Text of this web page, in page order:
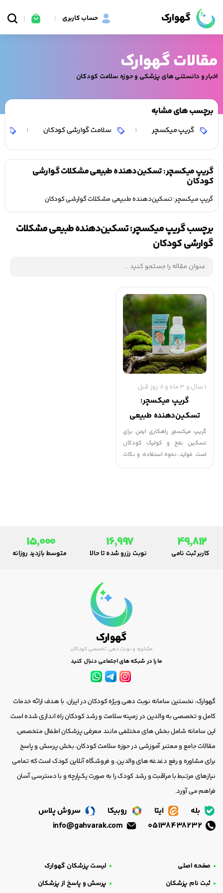
گهوارک حساب کاربری
مقالات گهوارک
اخبار و دانستنی های پزشکی و حوزه سلامت کودکان
برچسب های مشابه
گریپ میکسچر 1 سلامت گوارشی کودکان 1
گریپ میکسچر: تسکین‌دهنده طبیعی مشکلات گوارشی
کودکان
گریپ میکسچر: تسکین‌دهنده طبیعی مشکلات گوارشی کودکان
برچسب گریپ میکسچر: تسکین‌دهنده طبیعی مشکلات
گوارشی کودکان
1 سال و 3 ماه و 8 روز قبل
گریپ میکسچر:
تسکین‌دهنده طبیعی
مشکلات گوارشی کودکان
گریپ میکسچر راهکاری ایمن برای
تسکین نفخ و کولیک کودکان
است. فواید، نحوه استفاده، و نکات
49,812
کاربر ثبت نامی
16,997
نوبت رزرو شده تا حالا
15,000
متوسط بازدید روزانه
گهوارک
مشاوره و نوبت دهی تخصصی کودکان
ما را در شبکه های اجتماعی دنبال کنید
گهوارک، نخستین سامانه نوبت دهی ویژه کودکان در ایران، با هدف ارائه خدمات
کامل و تخصصی به والدین در زمینه سلامت و رشد کودکان راه اندازی شده است.
این سامانه شامل بخش های مختلفی مانند معرفی پزشکان اطفال متخصص،
مقالات جامع و معتبر آموزشی در حوزه سلامت کودکان، بخش پرسش و پاسخ
برای مشاوره و رفع دغدغه های والدین، و فروشگاه آنلاین کودک است که تمامی
نیازهای مرتبط با مراقبت و رشد کودک را به صورت یکپارچه و با دسترسی آسان
فراهم می آورد.
بله ایتا روبیکا
سروش پلاس
صفحه اصلی
لیست پزشکان گهوارک
ثبت نام پزشکان
پرسش و پاسخ از پزشکان